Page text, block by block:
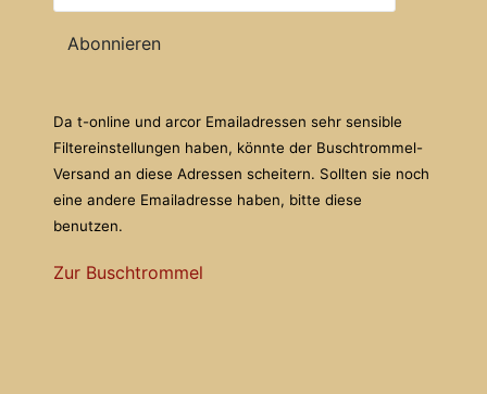
Abonnieren
Da t-online und arcor Emailadressen sehr sensible
Filtereinstellungen haben, könnte der Buschtrommel-
Versand an diese Adressen scheitern. Sollten sie noch
eine andere Emailadresse haben, bitte diese
benutzen.
Zur Buschtrommel